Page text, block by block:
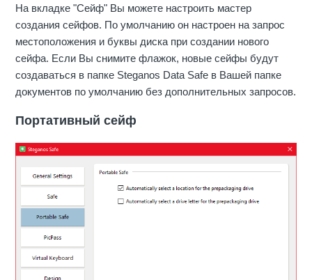
На вкладке "Сейф" Вы можете настроить мастер
создания сейфов. По умолчанию он настроен на запрос
местоположения и буквы диска при создании нового
сейфа. Если Вы снимите флажок, новые сейфы будут
создаваться в папке Steganos Data Safe в Вашей папке
документов по умолчанию без дополнительных запросов.
Портативный сейф